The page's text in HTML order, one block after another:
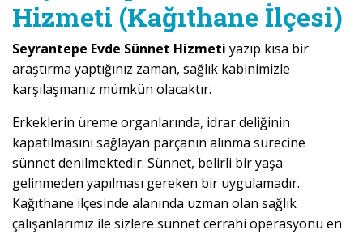
Hizmeti (Kağıthane İlçesi)
Seyrantepe Evde Sünnet Hizmeti yazıp kısa bir
araştırma yaptığınız zaman, sağlık kabinimizle
karşılaşmanız mümkün olacaktır.
Erkeklerin üreme organlarında, idrar deliğinin
kapatılmasını sağlayan parçanın alınma sürecine
sünnet denilmektedir. Sünnet, belirli bir yaşa
gelinmeden yapılması gereken bir uygulamadır.
Kağıthane ilçesinde alanında uzman olan sağlık
çalışanlarımız ile sizlere sünnet cerrahi operasyonu en